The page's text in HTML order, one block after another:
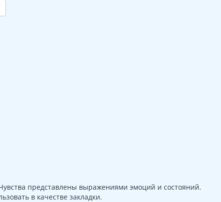
представлены выражениями эмоций и состояний.
в качестве закладки.